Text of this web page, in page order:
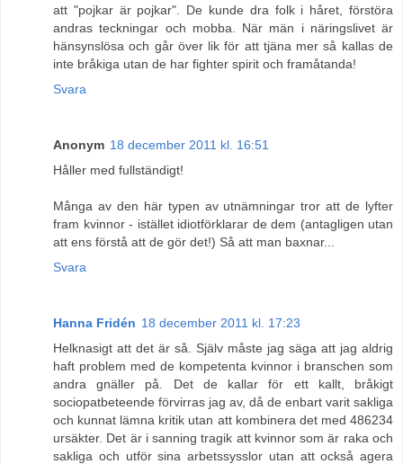
att "pojkar är pojkar". De kunde dra folk i håret, förstöra
andras teckningar och mobba. När män i näringslivet är
hänsynslösa och går över lik för att tjäna mer så kallas de
inte bråkiga utan de har fighter spirit och framåtanda!
Svara
Anonym 18 december 2011 kl. 16:51
Håller med fullständigt!
Många av den här typen av utnämningar tror att de lyfter
fram kvinnor - istället idiotförklarar de dem (antagligen utan
att ens förstå att de gör det!) Så att man baxnar...
Svara
Hanna Fridén 18 december 2011 kl. 17:23
Helknasigt att det är så. Själv måste jag säga att jag aldrig
haft problem med de kompetenta kvinnor i branschen som
andra gnäller på. Det de kallar för ett kallt, bråkigt
sociopatbeteende förvirras jag av, då de enbart varit sakliga
och kunnat lämna kritik utan att kombinera det med 486234
ursäkter. Det är i sanning tragik att kvinnor som är raka och
sakliga och utför sina arbetssysslor utan att också agera